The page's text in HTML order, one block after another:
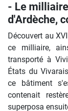
- Le
d'Ardèche,
Découvert au
ce milliaire,
transporté à
États du
ce bâtiment
contenait
superposa